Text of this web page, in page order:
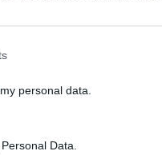
personal data.
Data.
mennyi volt a
éppenséggel